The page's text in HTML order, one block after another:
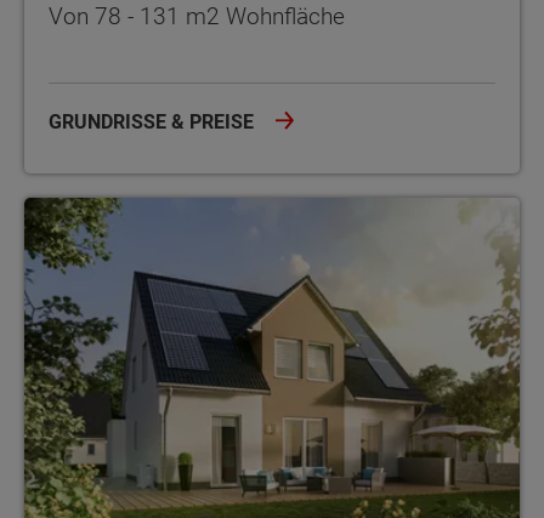
Von 78 - 131 m2 Wohnfläche
GRUNDRISSE & PREISE
Einfamilienhäuser